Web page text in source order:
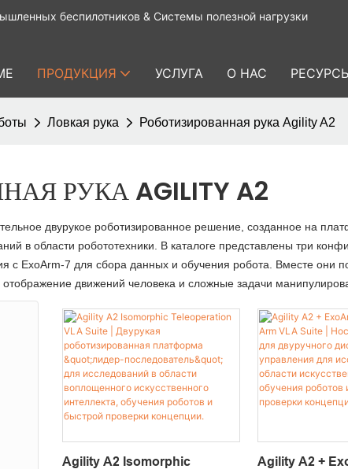
беспилотников & Системы полезной нагрузки
ПРОДУКЦИЯ УСЛУГА О НАС
Ловкая рука Роботизированная рука Agility A2
РУКА AGILITY A2
двурукое роботизированное решение, созданное на
в области робототехники. В каталоге представлены три
с ExoArm-7 для сбора данных и обучения робота. Вместе
движений человека и сложные задачи
Agility A2 Isomorphic
Agility A2 +